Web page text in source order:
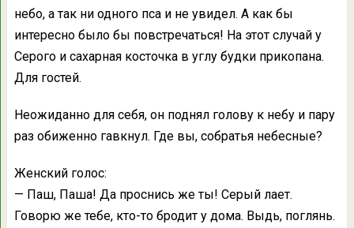
небо, а так ни одного пса и не увидел. А как бы
интересно было бы повстречаться! На этот случай у
Серого и сахарная косточка в углу будки прикопана.
Для гостей.
Неожиданно для себя, он поднял голову к небу и пару
раз обиженно гавкнул. Где вы, собратья небесные?
Женский голос:
— Паш, Паша! Да проснись же ты! Серый лает.
Говорю же тебе, кто-то бродит у дома. Выдь, поглянь.